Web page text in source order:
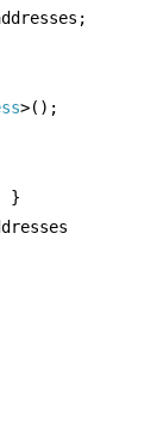
>();
}